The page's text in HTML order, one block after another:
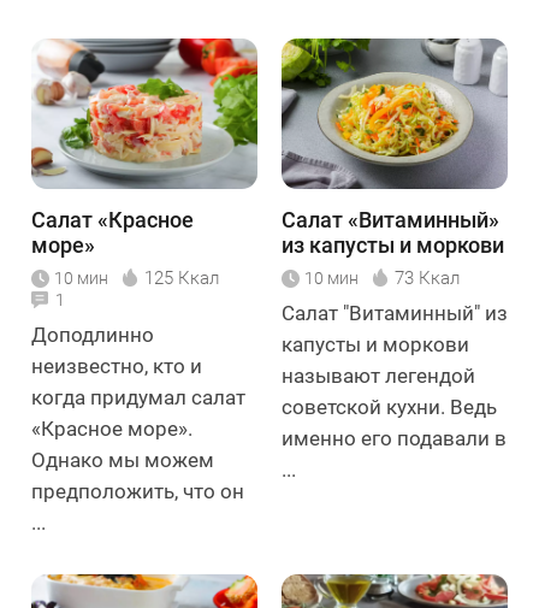
Салат «Красное
море»
10 мин 125 Ккал
1
Доподлинно
неизвестно, кто и
когда придумал салат
«Красное море».
Однако мы можем
предположить, что он
...
Салат «Витаминный»
из капусты и моркови
10 мин 73 Ккал
Салат "Витаминный" из
капусты и моркови
называют легендой
советской кухни. Ведь
именно его подавали в
...